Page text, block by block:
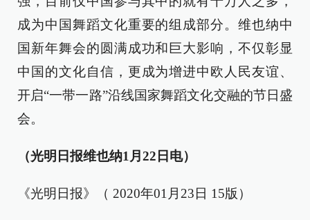
成为中国舞蹈文化重要的组成部分。维也纳中
国新年舞会的圆满成功和巨大影响，不仅彰显
中国的文化自信，更成为增进中欧人民友谊、
开启“一带一路”沿线国家舞蹈文化交融的节日盛
会。
（光明日报维也纳1月22日电）
《光明日报》（ 2020年01月23日 15版）